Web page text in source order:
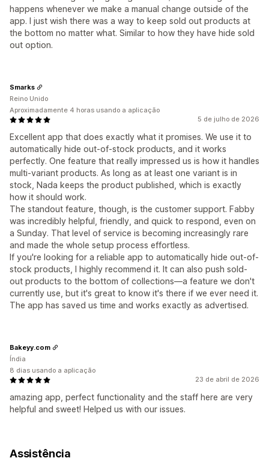
happens whenever we make a manuaI change outside of the
app. I just wish there was a way to keep sold out products at
the bottom no matter what. Similar to how they have hide sold
out option.
5 de julho de 2026
Excellent app that does exactly what it promises. We use it to
automatically hide out-of-stock products, and it works
perfectly. One feature that really impressed us is how it handles
multi-variant products. As long as at least one variant is in
stock, Nada keeps the product published, which is exactly
how it should work.
The standout feature, though, is the customer support. Fabby
was incredibly helpful, friendly, and quick to respond, even on
a Sunday. That level of service is becoming increasingly rare
and made the whole setup process effortless.
If you're looking for a reliable app to automatically hide out-of-
stock products, I highly recommend it. It can also push sold-
out products to the bottom of collections—a feature we don't
currently use, but it's great to know it's there if we ever need it.
The app has saved us time and works exactly as advertised.
Smarks
Reino Unido
Aproximadamente 4 horas usando a aplicação
23 de abril de 2026
amazing app, perfect functionality and the staff here are very
helpful and sweet! Helped us with our issues.
Bakeyy.com
Índia
8 dias usando a aplicação
Assistência